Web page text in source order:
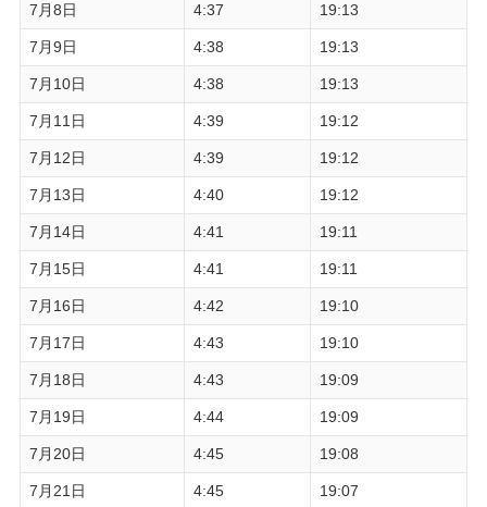
7月8日 4:37 19:13
7月9日 4:38 19:13
7月10日 4:38 19:13
7月11日 4:39 19:12
7月12日 4:39 19:12
7月13日 4:40 19:12
7月14日 4:41 19:11
7月15日 4:41 19:11
7月16日 4:42 19:10
7月17日 4:43 19:10
7月18日 4:43 19:09
7月19日 4:44 19:09
7月20日 4:45 19:08
7月21日 4:45 19:07